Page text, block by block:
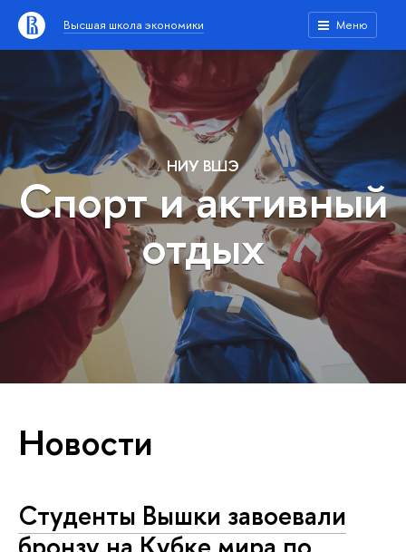
Высшая школа экономики Меню
НИУ ВШЭ
Спорт и активный
отдых
Новости
Студенты Вышки завоевали